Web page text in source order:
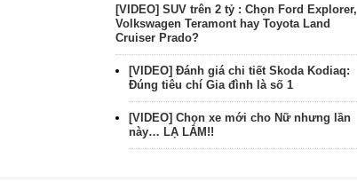
[VIDEO] SUV trên 2 tỷ : Chọn Ford Explorer,
Volkswagen Teramont hay Toyota Land
Cruiser Prado?
[VIDEO] Đánh giá chi tiết Skoda Kodiaq:
Đúng tiêu chí Gia đình là số 1
[VIDEO] Chọn xe mới cho Nữ nhưng lần
này… LẠ LẮM!!